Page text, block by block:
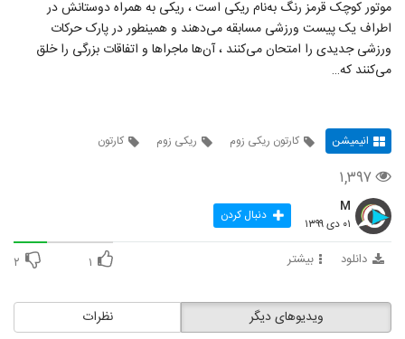
موتور کوچک قرمز رنگ به‌نام ریکی است ، ریکی به همراه دوستانش در
اطراف یک پیست ورزشی مسابقه می‌دهند و همینطور در پارک حرکات
ورزشی جدیدی را امتحان می‌کنند ، آن‌ها ماجراها و اتفاقات بزرگی را خلق
می‌کنند که…
انیمیشن کارتون ریکی زوم ریکی زوم کارتون
۱,۳۹۷
M
۰۱ دی ۱۳۹۹ دنبال کردن
دانلود بیشتر ۱ ۲
نظرات ویدیوهای دیگر